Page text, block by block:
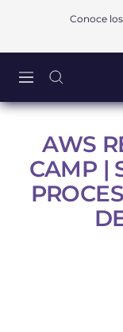
Conoce
Navigación
AWS
CAMP |